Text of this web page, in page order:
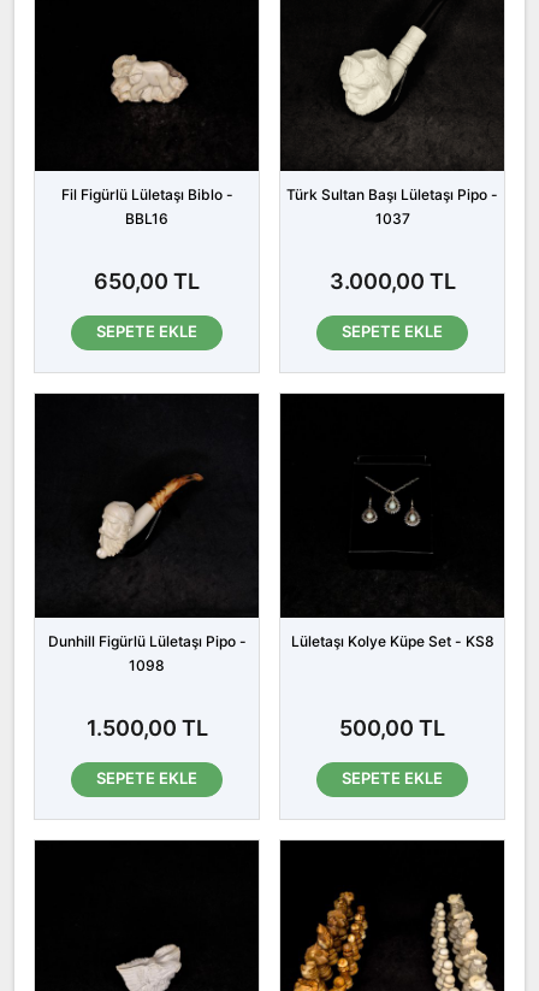
Fil Figürlü Lületaşı Biblo -
BBL16
650,00 TL
SEPETE EKLE
Türk Sultan Başı Lületaşı Pipo -
1037
3.000,00 TL
SEPETE EKLE
Dunhill Figürlü Lületaşı Pipo -
1098
1.500,00 TL
SEPETE EKLE
Lületaşı Kolye Küpe Set - KS8
500,00 TL
SEPETE EKLE